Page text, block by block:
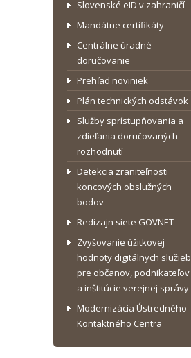
Slovenské eID v zahraničí
Mandátne certifikáty
Centrálne úradné
doručovanie
Prehľad noviniek
Plán technických odstávok
Služby sprístupňovania a
zdieľania doručovaných
rozhodnutí
Detekcia zraniteľnosti
koncových obslužných
bodov
Redizajn siete GOVNET
Zvyšovanie úžitkovej
hodnoty digitálnych služieb
pre občanov, podnikateľov
a inštitúcie verejnej správy
Modernizácia Ústredného
Kontaktného Centra